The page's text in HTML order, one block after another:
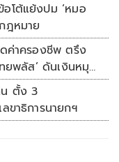
โต้แย้งปม ‘หมอ
ฎหมาย
ค่าครองชีพ ตรึง
ยพลัส’ ดันเงินหมุน
น ตั้ง 3
ลขาธิการนายกฯ